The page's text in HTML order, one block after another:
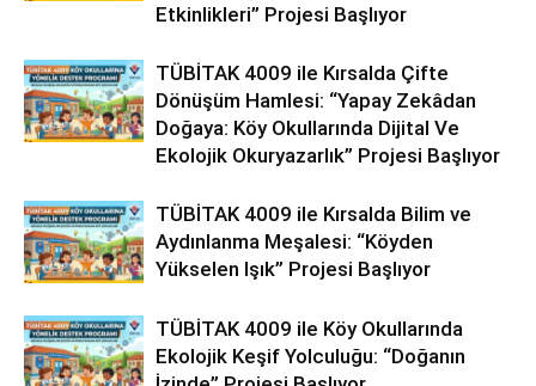
Etkinlikleri” Projesi Başlıyor
TÜBİTAK 4009 ile Kırsalda Çifte
Dönüşüm Hamlesi: “Yapay Zekâdan
Doğaya: Köy Okullarında Dijital Ve
Ekolojik Okuryazarlık” Projesi Başlıyor
TÜBİTAK 4009 ile Kırsalda Bilim ve
Aydınlanma Meşalesi: “Köyden
Yükselen Işık” Projesi Başlıyor
TÜBİTAK 4009 ile Köy Okullarında
Ekolojik Keşif Yolculuğu: “Doğanın